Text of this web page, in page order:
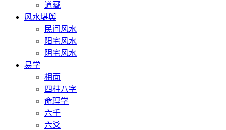
道藏
风水堪舆
民间风水
阳宅风水
阴宅风水
易学
相面
四柱八字
命理学
六壬
六爻